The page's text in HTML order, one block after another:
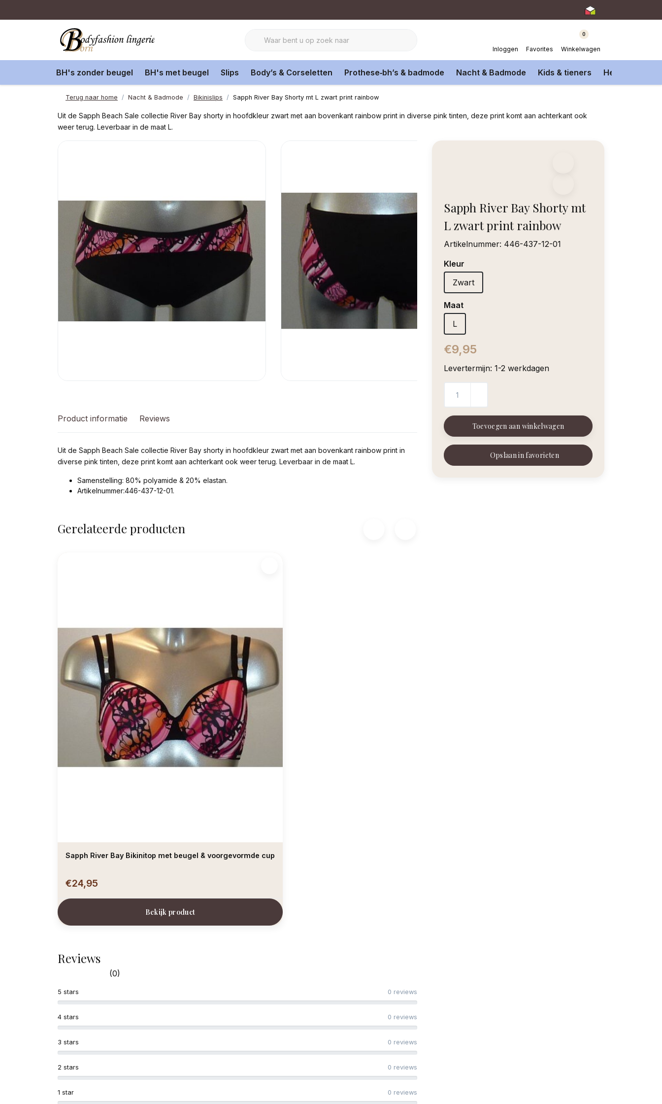
Inloggen Favorites
0
Winkelwagen
BH's zonder beugel BH's met beugel Slips Body’s & Corseletten Prothese‑bh’s & badmode Nacht & Badmode Kids & tieners Heren
Terug naar home Nacht & Badmode Bikinislips Sapph River Bay Shorty mt L zwart print rainbow
Uit de Sapph Beach Sale collectie River Bay shorty in hoofdkleur zwart met aan bovenkant rainbow print in diverse pink tinten, deze print komt aan achterkant ook
weer terug. Leverbaar in de maat L.
Sapph River Bay Shorty mt
L zwart print rainbow
Artikelnummer: 446-437-12-01
Kleur
Zwart
Maat
L
€9,95
Levertermijn: 1-2 werkdagen
Toevoegen aan winkelwagen
Opslaan in favorieten
Product informatie Reviews
Uit de Sapph Beach Sale collectie River Bay shorty in hoofdkleur zwart met aan bovenkant rainbow print in
diverse pink tinten, deze print komt aan achterkant ook weer terug. Leverbaar in de maat L.
Samenstelling: 80% polyamide & 20% elastan.
Artikelnummer:446-437-12-01.
Gerelateerde producten
Sapph River Bay Bikinitop met beugel & voorgevormde cup
€24,95
Bekijk product
Reviews
(0)
1 star 0 reviews
2 stars 0 reviews
3 stars 0 reviews
4 stars 0 reviews
5 stars 0 reviews